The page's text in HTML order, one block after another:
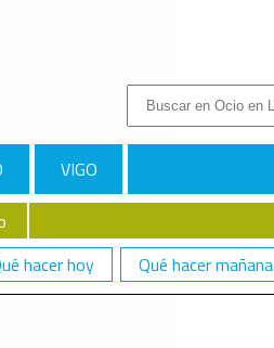
Buscar:
VIGO
hacer hoy
Qué hacer mañana